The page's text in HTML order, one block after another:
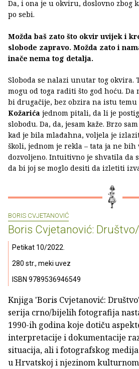
Da, i ona je u okviru, doslovno zbog
po sebi.
Možda baš zato što okvir uvijek i
slobode zapravo. Možda zato i
inače nema tog detalja.
Sloboda se nalazi unutar tog okvira.
mogu od toga raditi što god hoću.
bi drugačije, bez obzira na istu temu
Kožarića jednom pitali, da li je
slobodu. Da, da, jesam kaže. Brzo
kad je bila mlađahna, voljela je
školi, jednom je rekla – tata ja ne bih
dozvoljeno. Intuitivno je shvatila da
da bi joj se moglo desiti da izletiti
BORIS CVJETANOVIĆ
Boris Cvjetanović:
Petikat 10/2022.
280 str., meki uvez
ISBN 9789536946549
Knjiga 'Boris Cvjetanović:
serija crno/bijelih fotografija
1990-ih godina koje dotiču
interpretacije i dokumentacije
situacija, ali i fotografskog
u Hrvatskoj i njezinom kulturnom